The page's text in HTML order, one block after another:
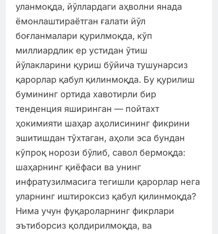
уланмоқда, йўллардаги аҳволни янада
ёмонлаштираётган ғалати йўл
боғланмалари қурилмоқда, кўп
миллиардлик ер устидан ўтиш
йўлакларини қуриш бўйича тушунарсиз
қарорлар қабул қилинмоқда. Бу қурилиш
бумининг ортида хавотирли бир
тенденция яширинган — пойтахт
ҳокимияти шаҳар аҳолисининг фикрини
эшитишдан тўхтаган, аҳоли эса бундан
кўпроқ норози бўлиб, савол бермоқда:
шаҳарнинг қиёфаси ва унинг
инфратузилмасига тегишли қарорлар нега
уларнинг иштироксиз қабул қилинмоқда?
Нима учун фуқароларнинг фикрлари
эътиборсиз қолдирилмоқда, ва